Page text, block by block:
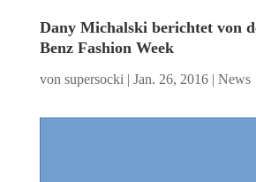
Dany Michalski berichtet von
Benz Fashion Week
von supersocki | Jan. 26, 2016| News